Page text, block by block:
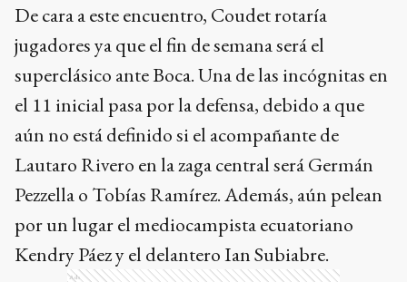
De cara a este encuentro, Coudet rotaría
jugadores ya que el fin de semana será el
superclásico ante Boca. Una de las incógnitas en
el 11 inicial pasa por la defensa, debido a que
aún no está definido si el acompañante de
Lautaro Rivero en la zaga central será Germán
Pezzella o Tobías Ramírez. Además, aún pelean
por un lugar el mediocampista ecuatoriano
Kendry Páez y el delantero Ian Subiabre.
Ads